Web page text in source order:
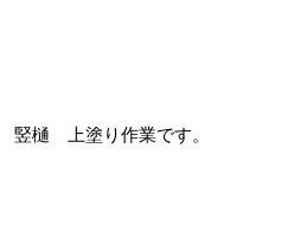
竪樋 上塗り作業です。